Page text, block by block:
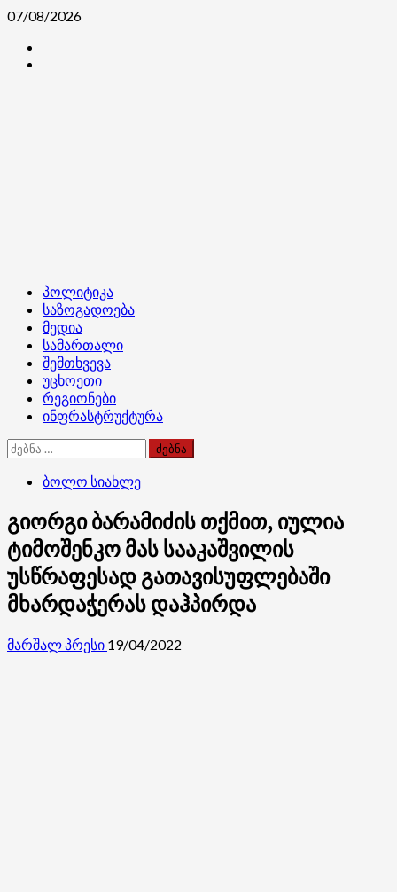
Skip
content
07/08/2026
Primary
Menu
პოლიტიკა
საზოგადოება
მედია
სამართალი
შემთხვევა
უცხოეთი
რეგიონები
ინფრასტრუქტურა
ძებნა:
ბოლო სიახლე
გიორგი ბარამიძის თქმით, იულია
ტიმოშენკო მას სააკაშვილის
უსწრაფესად გათავისუფლებაში
მხარდაჭერას დაჰპირდა
მარშალ პრესი 19/04/2022